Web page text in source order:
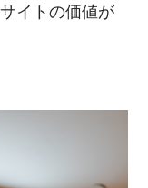
イトの価値が